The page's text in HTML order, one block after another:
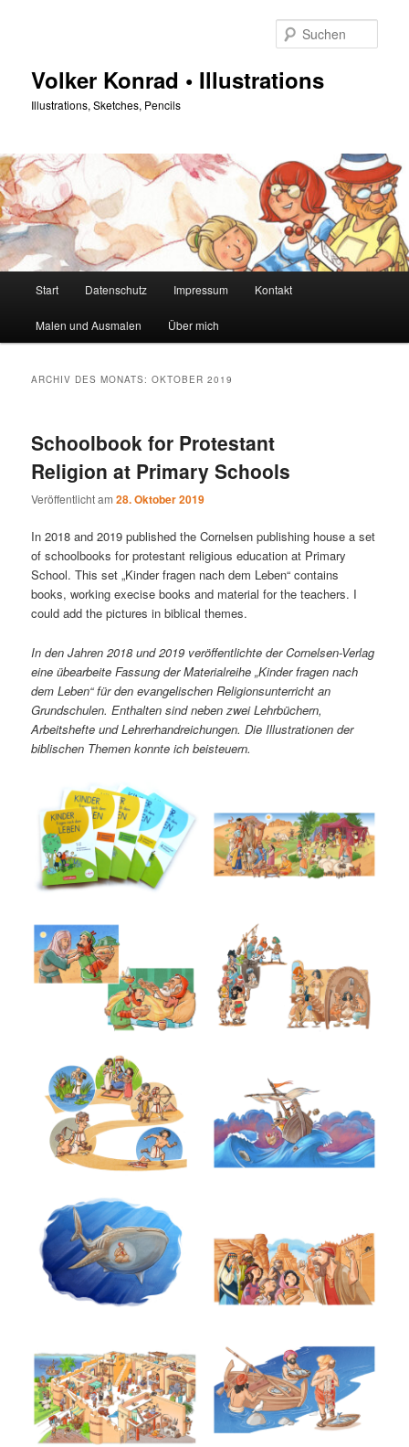
Volker Konrad • Illustrations
Illustrations, Sketches, Pencils
Start Datenschutz Impressum Kontakt
Malen und Ausmalen Über mich
ARCHIV DES MONATS:OKTOBER 2019
Schoolbook for Protestant
Religion at Primary Schools
Veröffentlicht am28. Oktober 2019
In 2018 and 2019 published the Cornelsen publishing house a set
of schoolbooks for protestant religious education at Primary
School. This set „Kinder fragen nach dem Leben“ contains
books, working execise books and material for the teachers. I
could add the pictures in biblical themes.
In den Jahren 2018 und 2019 veröffentlichte der Cornelsen-Verlag
eine übearbeite Fassung der Materialreihe „Kinder fragen nach
dem Leben“ für den evangelischen Religionsunterricht an
Grundschulen. Enthalten sind neben zwei Lehrbüchern,
Arbeitshefte und Lehrerhandreichungen. Die Illustrationen der
biblischen Themen konnte ich beisteuern.